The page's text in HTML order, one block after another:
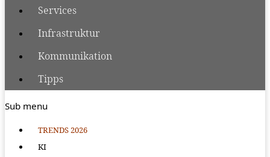
Services
Infrastruktur
Kommunikation
Tipps
Sub menu
TRENDS 2026
KI